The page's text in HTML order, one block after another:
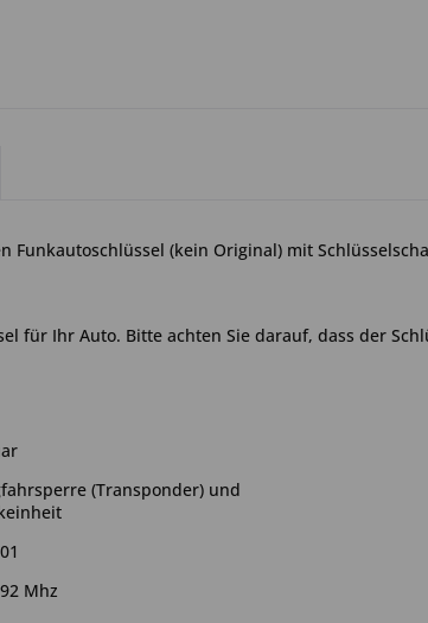
(kein Original) mit
für Ihr Auto. Bitte achten Sie darauf, dass der
(Transponder) und
Mhz